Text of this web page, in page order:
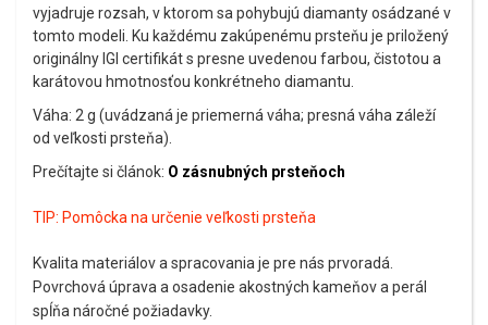
vyjadruje rozsah, v ktorom sa pohybujú diamanty osádzané v
tomto modeli. Ku každému zakúpenému prsteňu je priložený
originálny IGI certifikát s presne uvedenou farbou, čistotou a
karátovou hmotnosťou konkrétneho diamantu.
Váha: 2 g (uvádzaná je priemerná váha; presná váha záleží
od veľkosti prsteňa).
Prečítajte si článok: O zásnubných prsteňoch
TIP: Pomôcka na určenie veľkosti prsteňa
Kvalita materiálov a spracovania je pre nás prvoradá.
Povrchová úprava a osadenie akostných kameňov a perál
spĺňa náročné požiadavky.